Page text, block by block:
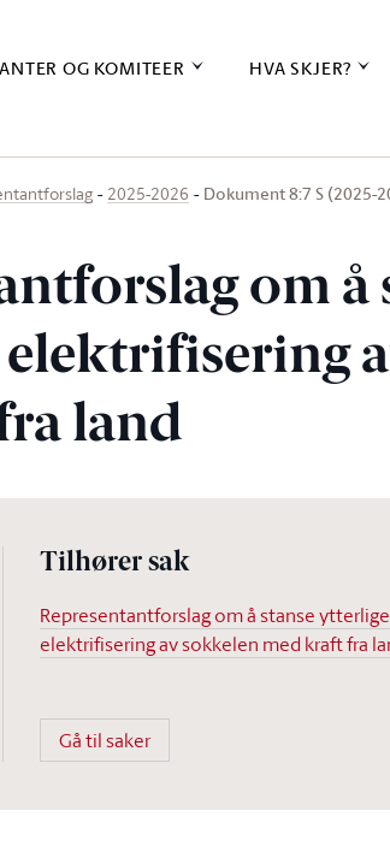
OG KOMITEER HVA SKJER?
2025-2026 Dokument 8:7 S (2025-
om å
land
Tilhører sak
Representantforslag om å stanse
elektrifisering av sokkelen med kraft fra
Gå til saker